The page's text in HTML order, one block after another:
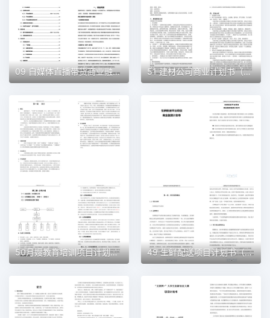
09 自媒体直播带货商业融资计划书（word+ppt配套）创业计划书word模板 51 建材公司商业计划书（word+ppt配套）创业计划书word模板
50月嫂教育培训项目计划书（word＋ppt配套）创业计划书word模板 49 生鲜配送项目计划书（word＋ppt配套）创业计划书word模板